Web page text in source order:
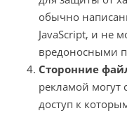
обычно
JavaScript, и не
вредоносными
Сторонние
рекламой могут
доступ к